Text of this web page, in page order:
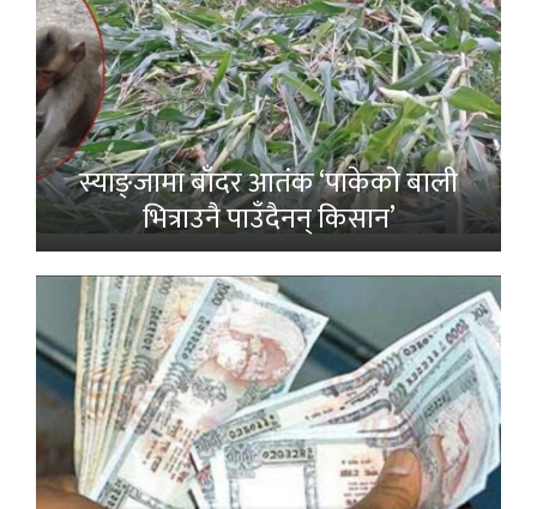
स्याङ्जामा बाँदर आतंक ‘पाकेको बाली
भित्राउनै पाउँदैनन् किसान’